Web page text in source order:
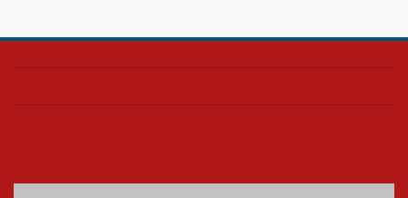
Confira como foi o culto mensal